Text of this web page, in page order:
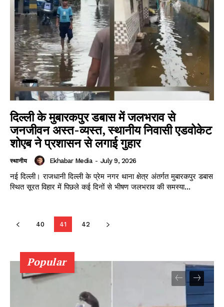
दिल्ली के मुबारकपुर डबास में जलभराव से
जनजीवन अस्त-व्यस्त, स्थानीय निवासी एडवोकेट
शोएब ने प्रशासन से लगाई गुहार
स्थानीय Ekhabar Media - July 9, 2026
नई दिल्ली। राजधानी दिल्ली के प्रेम नगर थाना क्षेत्र अंतर्गत मुबारकपुर डबास
स्थित सूरत विहार में पिछले कई दिनों से भीषण जलभराव की समस्या...
40 41 42
Popular